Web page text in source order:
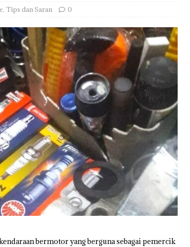
, Tips dan Saran 0
bermotor yang berguna sebagai pemercik